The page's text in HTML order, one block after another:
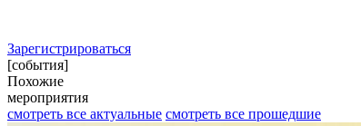
Зарегистрироваться
[события]
Похожие
мероприятия
смотреть все актуальные смотреть все прошедшие